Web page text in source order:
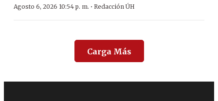
Agosto 6, 2026 10:54 p. m. · Redacción ÚH
Carga Más